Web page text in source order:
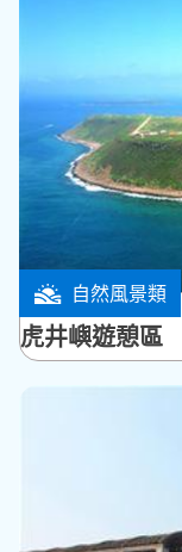
自然風景類
馬公市
虎井嶼遊憩區